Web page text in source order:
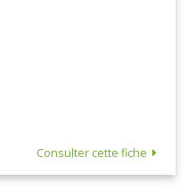
Consulter cette fiche